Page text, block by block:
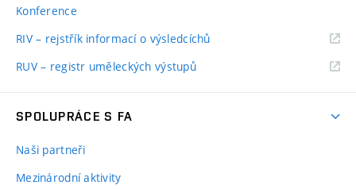
Konference
RIV – rejstřík informací o výsledcíchů
RUV – registr uměleckých výstupů
SPOLUPRÁCE S FA
Naši partneři
Mezinárodní aktivity